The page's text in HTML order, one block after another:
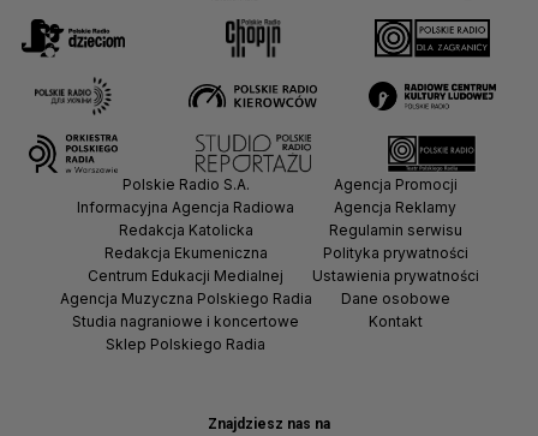
Znajdziesz nas na
Polskie Radio S.A.
Informacyjna Agencja Radiowa
Redakcja Katolicka
Redakcja Ekumeniczna
Centrum Edukacji Medialnej
Agencja Muzyczna Polskiego Radia
Studia nagraniowe i koncertowe
Sklep Polskiego Radia
Agencja Promocji
Agencja Reklamy
Regulamin serwisu
Polityka prywatności
Ustawienia prywatności
Dane osobowe
Kontakt